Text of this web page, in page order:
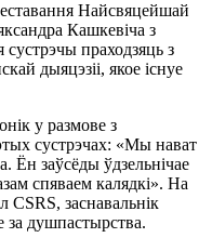
Найсвяцейшай
Кашкевіча з
праходзяць з
дыяцэзіі, якое існуе
у размове з
сустрэчах: «Мы нават
Ён заўсёды ўдзельнічае
спяваем калядкі». На
заснавальнік
за душпастырства.